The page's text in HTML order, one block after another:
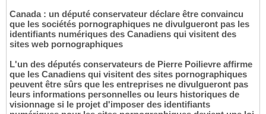
Canada : un député conservateur déclare être convaincu
que les sociétés pornographiques ne divulgueront pas les
identifiants numériques des Canadiens qui visitent des
sites web pornographiques
L'un des députés conservateurs de Pierre Poilievre affirme
que les Canadiens qui visitent des sites pornographiques
peuvent être sûrs que les entreprises ne divulgueront pas
leurs informations personnelles ou leurs historiques de
visionnage si le projet d'imposer des identifiants